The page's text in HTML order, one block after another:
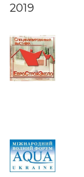
2019